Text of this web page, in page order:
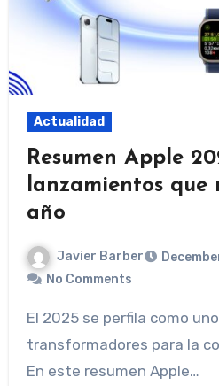
Actualidad
Resumen Apple
lanzamientos que
año
Javier Barber
No Comments
El 2025 se perfila como uno de los años más
transformadores para la
En este resumen Apple…